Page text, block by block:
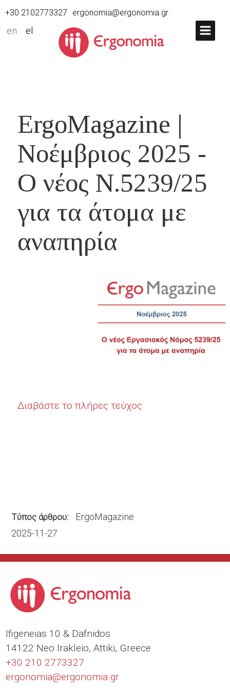
+30 2102773327 ergonomia@ergonomia.gr
en el
ErgoMagazine |
Νοέμβριος 2025 -
Ο νέος Ν.5239/25
για τα άτομα με
αναπηρία
Διαβάστε το πλήρες τεύχος
Τύπος άρθρου
ErgoMagazine
2025-11-27
Ιfigeneias 10 & Dafnidos
14122 Neo Irakleio, Attiki, Greece
+30 210 2773327
ergonomia@ergonomia.gr